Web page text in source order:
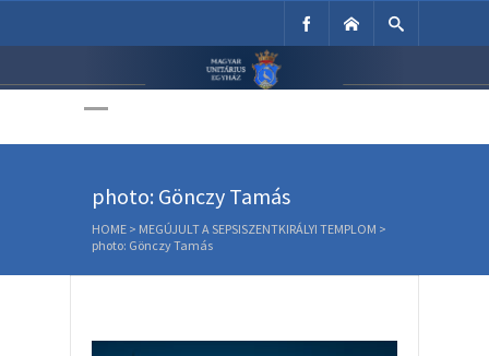
Unitárius Egyház
photo: Gönczy Tamás
HOME > MEGÚJULT A SEPSISZENTKIRÁLYI TEMPLOM >
photo: Gönczy Tamás